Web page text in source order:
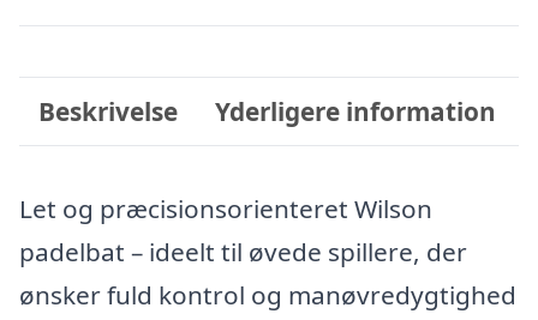
Beskrivelse Yderligere information
Let og præcisionsorienteret Wilson
padelbat – ideelt til øvede spillere, der
ønsker fuld kontrol og manøvredygtighed